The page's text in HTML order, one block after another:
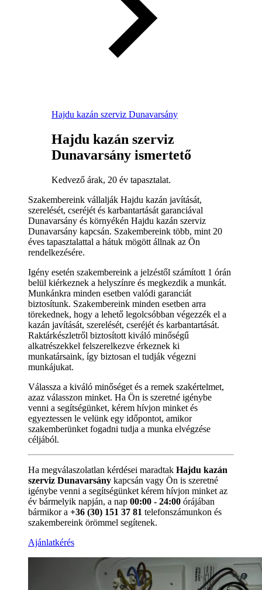
Hajdu kazán szerviz Dunavarsány
Hajdu kazán szerviz
Dunavarsány ismertető
Kedvező árak, 20 év tapasztalat.
Szakembereink vállalják Hajdu kazán javítását,
szerelését, cseréjét és karbantartását garanciával
Dunavarsány és környékén Hajdu kazán szerviz
Dunavarsány kapcsán. Szakembereink több, mint 20
éves tapasztalattal a hátuk mögött állnak az Ön
rendelkezésére.
Igény esetén szakembereink a jelzéstől számított 1 órán
belül kiérkeznek a helyszínre és megkezdik a munkát.
Munkánkra minden esetben valódi garanciát
biztosítunk. Szakembereink minden esetben arra
törekednek, hogy a lehető legolcsóbban végezzék el a
kazán javítását, szerelését, cseréjét és karbantartását.
Raktárkészletről biztosított kiváló minőségű
alkatrészekkel felszerelkezve érkeznek ki
munkatársaink, így biztosan el tudják végezni
munkájukat.
Válassza a kiváló minőséget és a remek szakértelmet,
azaz válasszon minket. Ha Ön is szeretné igénybe
venni a segítségünket, kérem hívjon minket és
egyeztessen le velünk egy időpontot, amikor
szakemberünket fogadni tudja a munka elvégzése
céljából.
Ha megválaszolatlan kérdései maradtak Hajdu kazán
szerviz Dunavarsány kapcsán vagy Ön is szeretné
igénybe venni a segítségünket kérem hívjon minket az
év bármelyik napján, a nap 00:00 - 24:00 órájában
bármikor a +36 (30) 151 37 81 telefonszámunkon és
szakembereink örömmel segítenek.
Ajánlatkérés